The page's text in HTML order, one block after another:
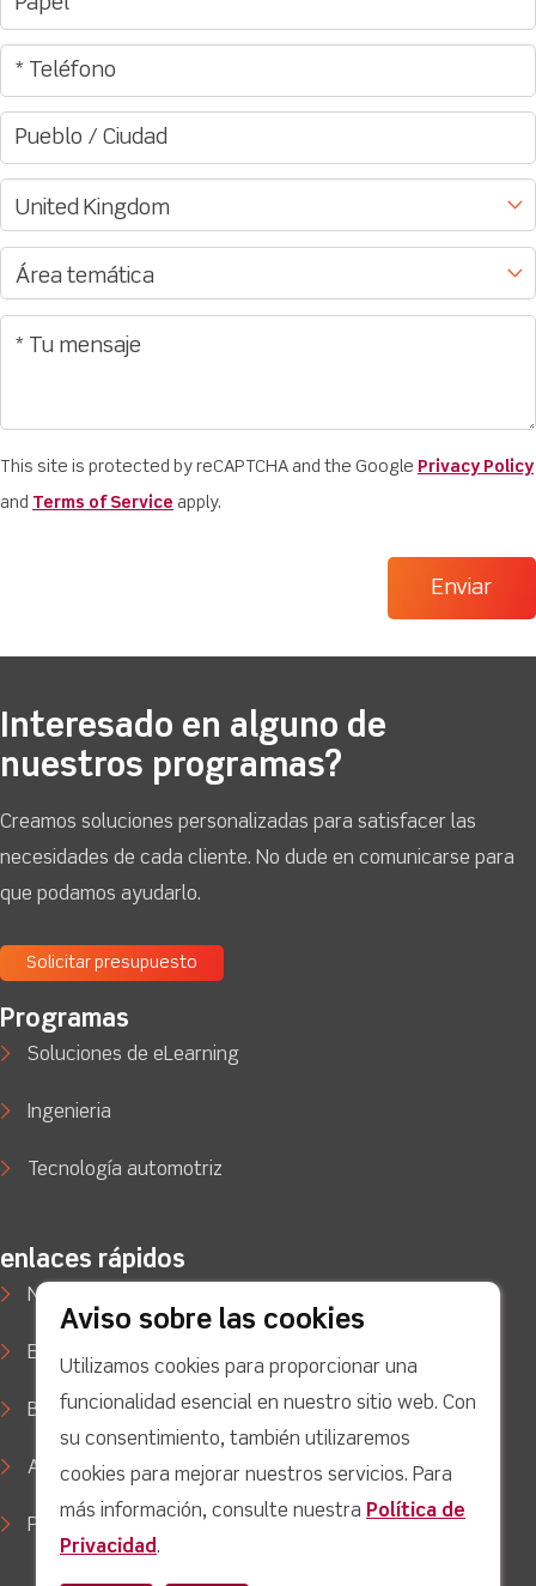
This site is protected by reCAPTCHA and the Google Privacy Policy
and Terms of Service apply.
Interesado en alguno de
nuestros programas?
Creamos soluciones personalizadas para satisfacer las
necesidades de cada cliente. No dude en comunicarse para
que podamos ayudarlo.
Solicitar presupuesto
Programas
Soluciones de eLearning
Ingenieria
Tecnología automotriz
enlaces rápidos
Noticias
Estudios de caso
Blog
Apoyo
Política de privacidad
Aviso sobre las cookies
Utilizamos cookies para proporcionar una
funcionalidad esencial en nuestro sitio web. Con
su consentimiento, también utilizaremos
cookies para mejorar nuestros servicios. Para
más información, consulte nuestra Política de
Privacidad.